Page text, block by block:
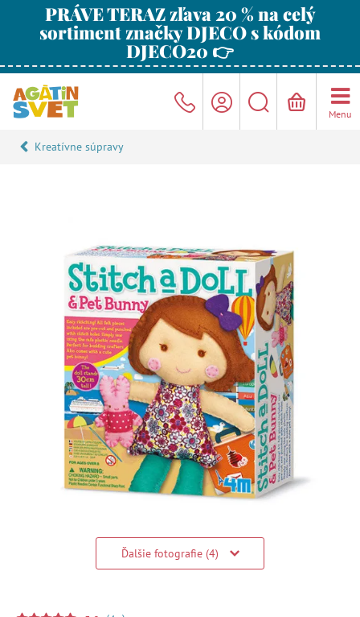
PRÁVE TERAZ zľava 20 % na celý
sortiment značky DJECO s kódom
DJECO20 👉
Menu
Kreatívne súpravy
Ďalšie fotografie (4)